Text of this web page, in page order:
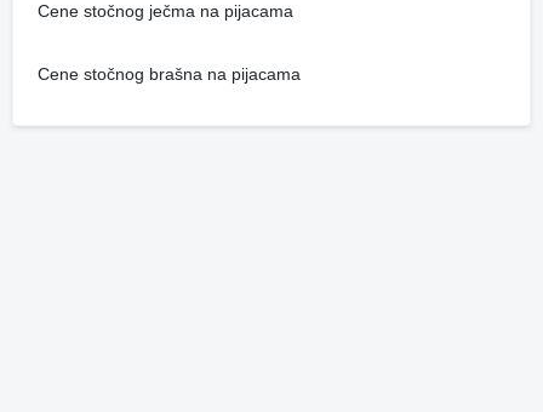
Cene stočnog ječma na pijacama
Cene stočnog brašna na pijacama